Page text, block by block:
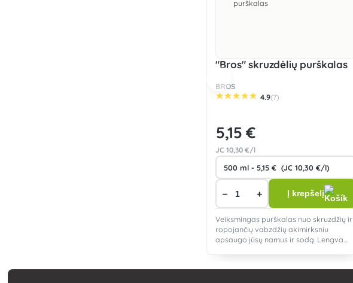
"Bros" skruzdėlių purškalas
BROS
4.9(7)
5,15 €
JC10,30 €/l
− + Į krepšelį
Veiksmingas purškalas nuo skruzdžių ir
ropojančių vabzdžių akimirksniu
apsaugo jūsų namus ir sodą. Lengva
lauke.